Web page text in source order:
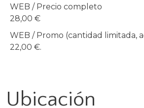
WEB / Precio completo
28,00 €
WEB / Promo (cantidad limitada,
22,00 €.
Ubicación